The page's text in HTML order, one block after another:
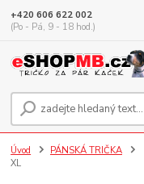
+420 606 622 002
(Po - Pá, 9 - 18 hod.)
Úvod PÁNSKÁ TRIČKA
XL